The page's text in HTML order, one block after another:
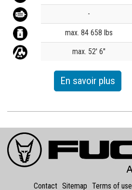
-
max. 84 658 lbs
max. 52' 6"
En savoir plus
Contact Sitemap Terms of use